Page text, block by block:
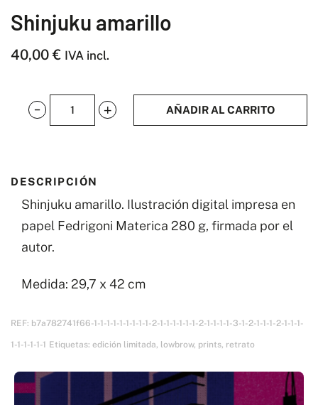
Shinjuku amarillo
40,00€ IVA incl.
Shinjuku
AÑADIR AL CARRITO
DESCRIPCIÓN
Shinjuku amarillo. Ilustración digital impresa en
papel Fedrigoni Materica 280 g, firmada por el
autor.
Medida: 29,7 x 42 cm
REF: b7a782741f66-1-1-1-1-1-1-1-1-1-2-1-1-1-1-1-1-2-1-1-1-1-3-1-2-1-1-1-2-1-1-1-
1-1-1-1-1-1 Etiquetas: edición limitada, lowbrow, prints, retrato